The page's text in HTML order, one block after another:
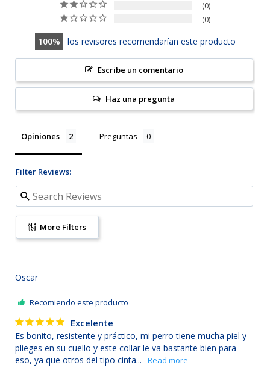
0
0
100 los revisores recomendarían este producto
Escribe un comentario
Haz una pregunta
Opiniones Preguntas
Filter Reviews:
More Filters
Oscar
Recomiendo este producto
Excelente
Es bonito, resistente y práctico, mi perro tiene mucha piel y
plieges en su cuello y este collar le va bastante bien para
eso, ya que otros del tipo cinta...